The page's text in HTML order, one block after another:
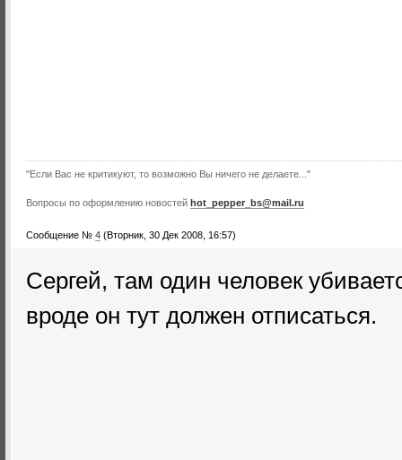
"Если Вас не критикуют, то возможно Вы ничего не делаете..."
Вопросы по оформлению новостей hot_pepper_bs@mail.ru
Сообщение № 4 (Вторник, 30 Дек 2008, 16:57)
Сергей, там один человек
вроде он тут должен отписаться.